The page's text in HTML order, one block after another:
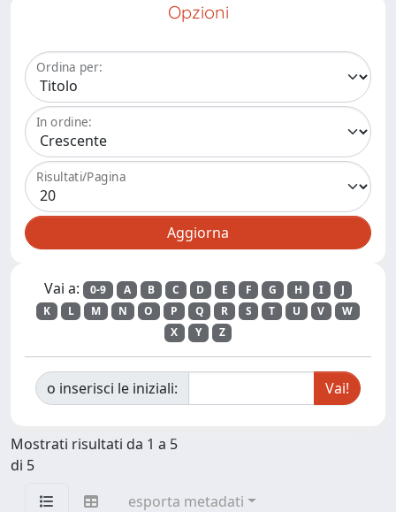
Opzioni
Ordina per:
In ordine:
Risultati/Pagina
Vai a: 0-9 A B C D E F G H I
J
K
L M N O P Q R S T U V
W
X
Y Z
o inserisci le iniziali:
Mostrati risultati da 1 a 5
di 5
esporta metadati